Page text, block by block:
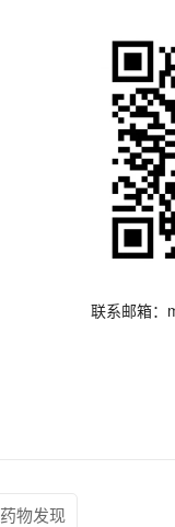
联系邮箱：
药物发现